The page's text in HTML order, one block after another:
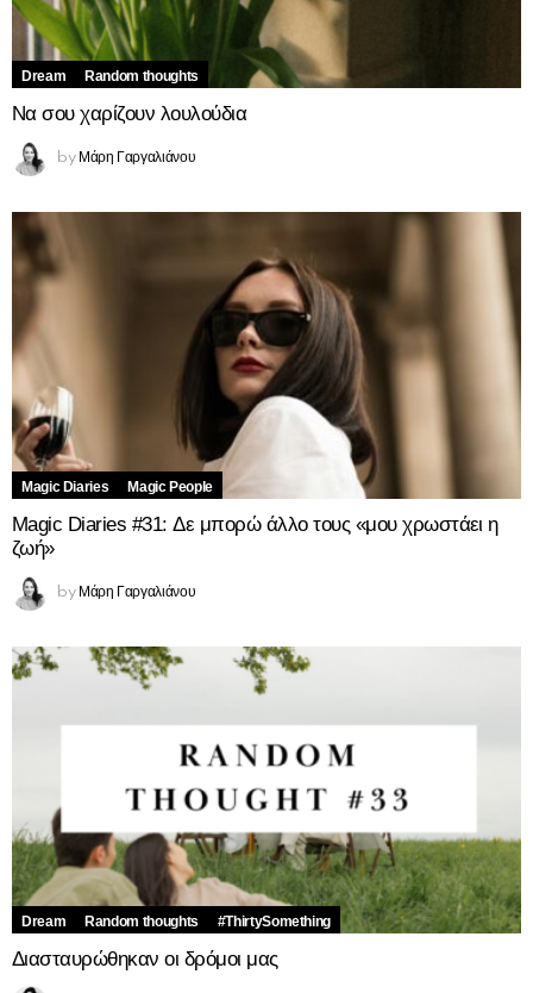
Dream Random thoughts
Να σου χαρίζουν λουλούδια
by Μάρη Γαργαλιάνου
Magic Diaries Magic People
Magic Diaries #31: Δε μπορώ άλλο τους «μου χρωστάει η
ζωή»
by Μάρη Γαργαλιάνου
Dream Random thoughts #ThirtySomething
Διασταυρώθηκαν οι δρόμοι μας